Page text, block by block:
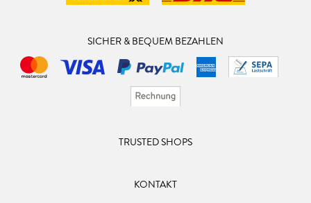
SICHER & BEQUEM BEZAHLEN
TRUSTED SHOPS
KONTAKT